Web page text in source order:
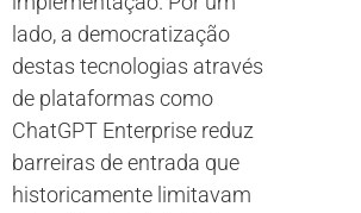
lado, a democratização
destas tecnologias através
de plataformas como
ChatGPT Enterprise reduz
barreiras de entrada que
historicamente limitavam